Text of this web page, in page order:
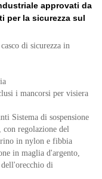
approvati da
per la sicurezza sul
di sicurezza in
i mancorsi per visiera
Sistema di sospensione
regolazione del
in nylon e fibbia
in maglia d'argento,
di